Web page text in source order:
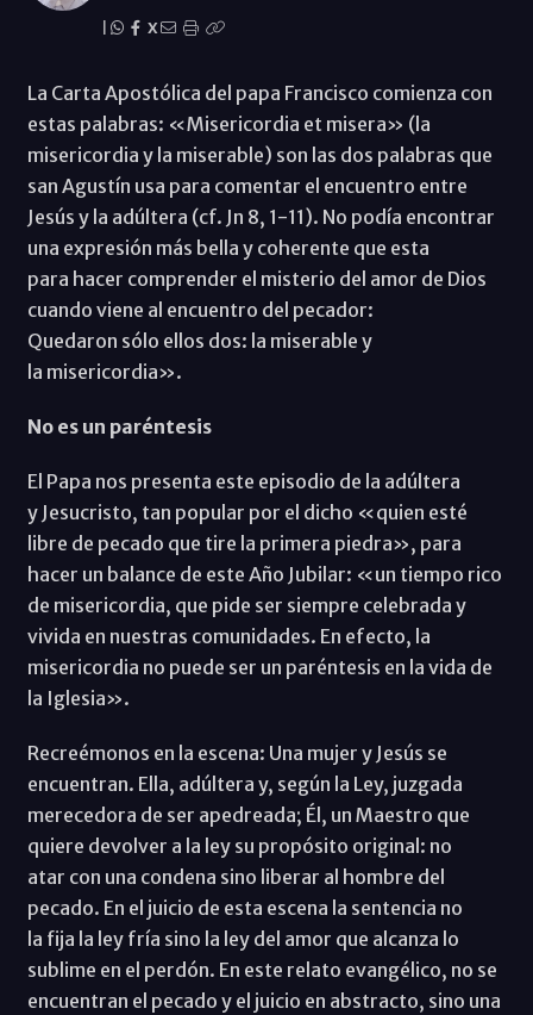
X
La Carta Apostólica del papa Francisco comienza con
estas palabras: «Misericordia et misera» (la
misericordia y la miserable) son las dos palabras que
san Agustín usa para comentar el encuentro entre
Jesús y la adúltera (cf. Jn 8, 1-11). No podía encontrar
una expresión más bella y coherente que esta
para hacer comprender el misterio del amor de Dios
cuando viene al encuentro del pecador:
Quedaron sólo ellos dos: la miserable y
la misericordia».
No es un paréntesis
El Papa nos presenta este episodio de la adúltera
y Jesucristo, tan popular por el dicho «quien esté
libre de pecado que tire la primera piedra», para
hacer un balance de este Año Jubilar: «un tiempo rico
de misericordia, que pide ser siempre celebrada y
vivida en nuestras comunidades. En efecto, la
misericordia no puede ser un paréntesis en la vida de
la Iglesia».
Recreémonos en la escena: Una mujer y Jesús se
encuentran. Ella, adúltera y, según la Ley, juzgada
merecedora de ser apedreada; Él, un Maestro que
quiere devolver a la ley su propósito original: no
atar con una condena sino liberar al hombre del
pecado. En el juicio de esta escena la sentencia no
la fija la ley fría sino la ley del amor que alcanza lo
sublime en el perdón. En este relato evangélico, no se
encuentran el pecado y el juicio en abstracto, sino una